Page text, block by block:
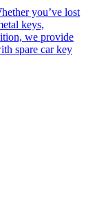
you’ve lost
keys,
we provide
spare car key